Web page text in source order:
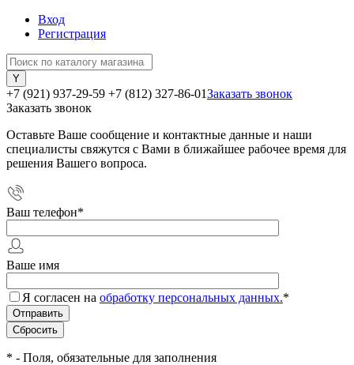
Вход
Регистрация
+7 (921) 937-29-59 +7 (812) 327-86-01Заказать звонок
Заказать звонок
Оставьте Ваше сообщение и контактные данные и наши
специалисты свяжутся с Вами в ближайшее рабочее время для
решения Вашего вопроса.
Ваш телефон*
Ваше имя
Я согласен на обработку персональных данных.*
* - Поля, обязательные для заполнения